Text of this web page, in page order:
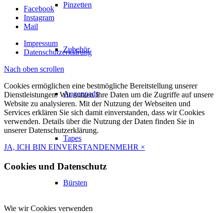
Pinzetten
Zubehör
Augenpads
Tapes
Bürsten
Facebook
Instagram
Mail
Impressum
Datenschutzerklärung
Nach oben scrollen
Cookies ermöglichen eine bestmögliche Bereitstellung unserer
Dienstleistungen. Wir nutzen Ihre Daten um die Zugriffe auf unsere
Website zu analysieren. Mit der Nutzung der Webseiten und
Services erklären Sie sich damit einverstanden, dass wir Cookies
verwenden. Details über die Nutzung der Daten finden Sie in
unserer Datenschutzerklärung.
JA, ICH BIN EINVERSTANDENMEHR ×
Cookies und Datenschutz
Wie wir Cookies verwenden